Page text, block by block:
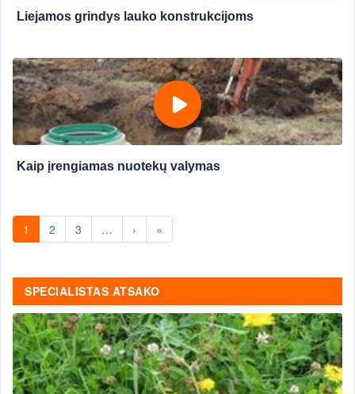
Liejamos grindys lauko konstrukcijoms
Kaip įrengiamas nuotekų valymas
1 2 3 … › »
SPECIALISTAS ATSAKO